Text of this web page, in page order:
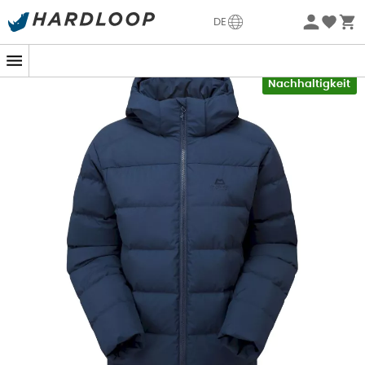
DE
Sommerangebote🔥 -5% EXTRA ab 2 Produkten* Code
Nachhaltigkeit
Wenn der eisige Wind weht und der Schnee Ihre
Wanderung begleitet, wird dieTromso Jacket
Mountain Equipment
zu Ihrer besten Freundin.
Entworfen für entschlossene Abenteurerinnen, hält sie
Sie dank ihrer
700 cuin Daunen
verantwortungsvollen Quellen warm. Jede Feder wird
sorgfältig an Ort und Stelle gehalten, um kalte Stellen zu
vermeiden, selbst an empfindlichen Stellen wie
Schultern und Kapuze. Tragen Sie sie mit Stolz, in dem
Wissen, dass das Tierwohl eine Priorität ist.
Ihr äußeres DRILITE® Loft-Gewebe mit 50 Denier wehrt